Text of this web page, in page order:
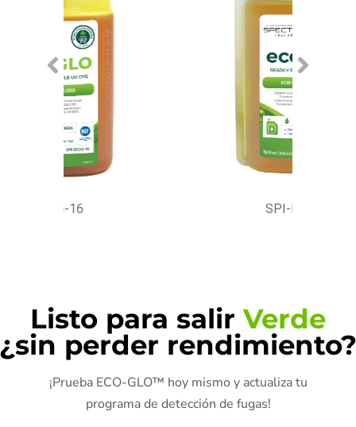
Listo para salirVerde
¿sin perder rendimiento?
¡Prueba ECO-GLO™ hoy mismo y actualiza tu
programa de detección de fugas!